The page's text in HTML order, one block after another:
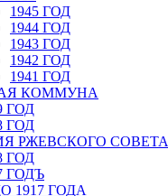
1945 ГОД
1944 ГОД
1943 ГОД
1942 ГОД
1941 ГОД
КОММУНА
ГОД
ГОД
РЖЕВСКОГО СОВЕТА
ГОД
ГОДЪ
1917 ГОДА